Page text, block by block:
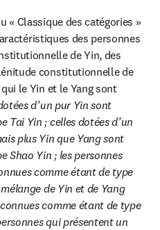
« Classique des catégories »
des personnes
de Yin, des
constitutionnelle de
le Yin et le Yang sont
d’un pur Yin sont
Tai Yin ; celles dotées d’un
plus Yin que Yang sont
Shao Yin ; les personnes
comme étant de type
de Yin et de Yang
comme étant de type
qui présentent un